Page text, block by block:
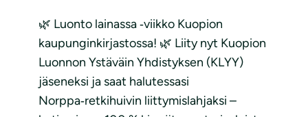
🌿 Luonto lainassa ‑viikko Kuopion
kaupunginkirjastossa! 🌿 Liity nyt Kuopion
Luonnon Ystäväin Yhdistyksen (KLYY)
jäseneksi ja saat halutessasi
Norppa‑retkihuivin liittymislahjaksi –